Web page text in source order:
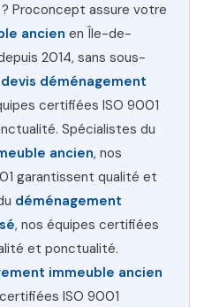
? Proconcept assure votre
ancien en Île-de-
2014, sans sous-
devis déménagement
certifiées ISO 9001
Spécialistes du
ancien, nos
garantissent qualité et
déménagement
, nos équipes certifiées
et ponctualité.
immeuble ancien
ISO 9001